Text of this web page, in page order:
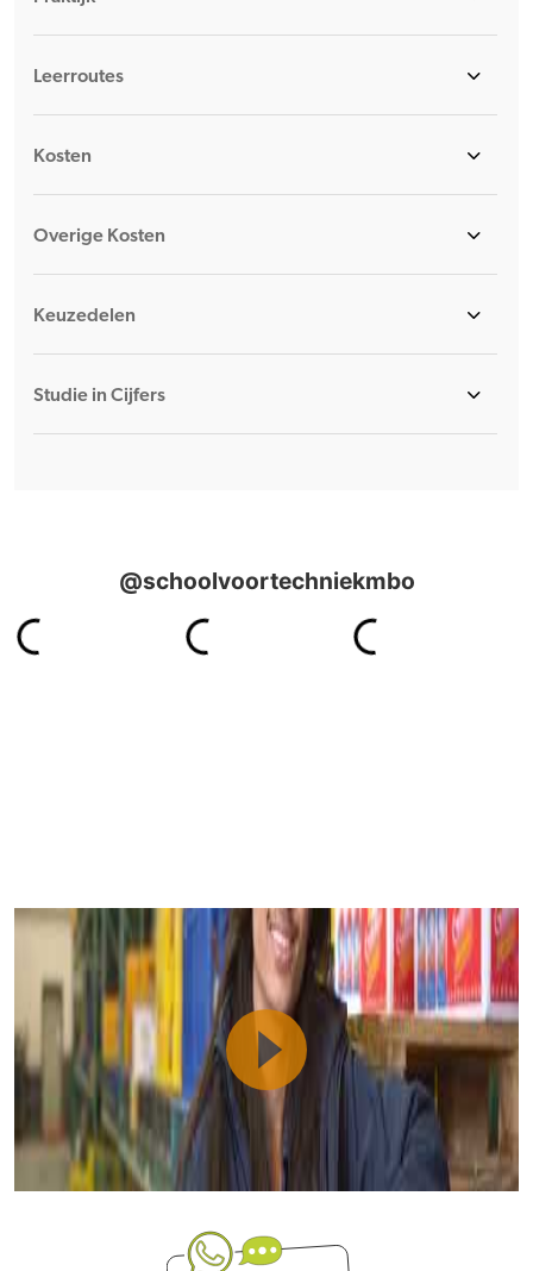
Leerroutes
Kosten
Overige Kosten
Keuzedelen
Studie in Cijfers